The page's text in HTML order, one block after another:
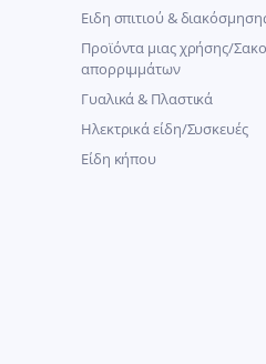
Ειδη σπιτιού &
Προϊόντα μιας χρήσης/
απορριμμάτων
Γυαλικά & Πλαστικά
Ηλεκτρικά είδη/Συσκευές
Είδη κήπου